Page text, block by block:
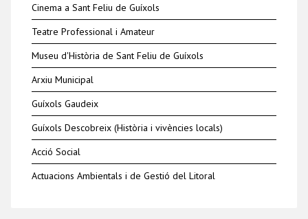
Cinema a Sant Feliu de Guíxols
Teatre Professional i Amateur
Museu d'Història de Sant Feliu de Guíxols
Arxiu Municipal
Guíxols Gaudeix
Guíxols Descobreix (Història i vivències locals)
Acció Social
Actuacions Ambientals i de Gestió del Litoral